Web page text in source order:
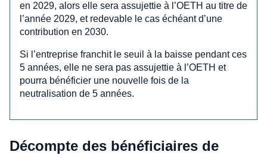
en 2029, alors elle sera assujettie à l’OETH au titre de
l’année 2029, et redevable le cas échéant d’une
contribution en 2030.
Si l’entreprise franchit le seuil à la baisse pendant ces
5 années, elle ne sera pas assujettie à l’OETH et
pourra bénéficier une nouvelle fois de la
neutralisation de 5 années.
Décompte des bénéficiaires de